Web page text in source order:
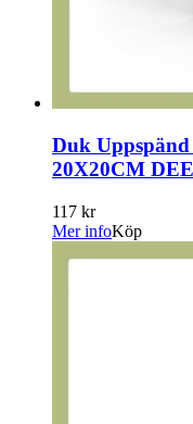
Duk
20X20CM
117 kr
Mer infoKöp